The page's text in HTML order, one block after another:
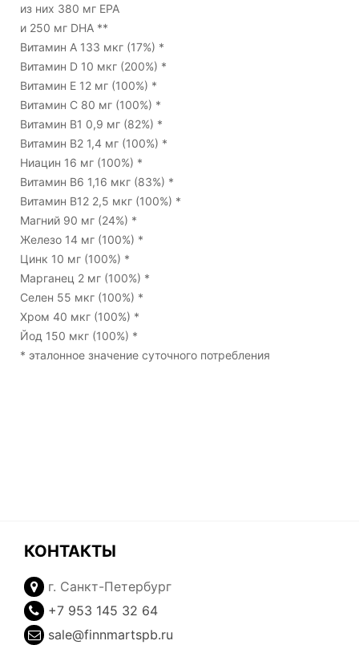
из них 380 мг EPA
и 250 мг DHA **
Витамин А 133 мкг (17%) *
Витамин D 10 мкг (200%) *
Витамин Е 12 мг (100%) *
Витамин C 80 мг (100%) *
Витамин B1 0,9 мг (82%) *
Витамин В2 1,4 мг (100%) *
Ниацин 16 мг (100%) *
Витамин B6 1,16 мкг (83%) *
Витамин B12 2,5 мкг (100%) *
Магний 90 мг (24%) *
Железо 14 мг (100%) *
Цинк 10 мг (100%) *
Марганец 2 мг (100%) *
Селен 55 мкг (100%) *
Хром 40 мкг (100%) *
Йод 150 мкг (100%) *
* эталонное значение суточного потребления
КОНТАКТЫ
г. Санкт-Петербург
+7 953 145 32 64
sale@finnmartspb.ru